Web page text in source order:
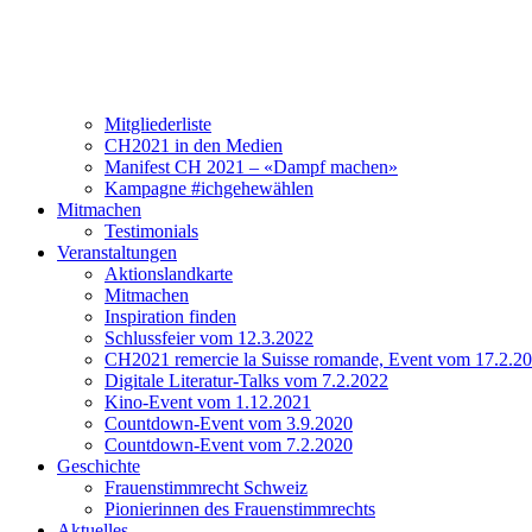
Mitgliederliste
CH2021 in den Medien
Manifest CH 2021 – «Dampf machen»
Kampagne #ichgehewählen
Mitmachen
Testimonials
Veranstaltungen
Aktionslandkarte
Mitmachen
Inspiration finden
Schlussfeier vom 12.3.2022
CH2021 remercie la Suisse romande, Event vom
Digitale Literatur-Talks vom 7.2.2022
Kino-Event vom 1.12.2021
Countdown-Event vom 3.9.2020
Countdown-Event vom 7.2.2020
Geschichte
Frauenstimmrecht Schweiz
Pionierinnen des Frauenstimmrechts